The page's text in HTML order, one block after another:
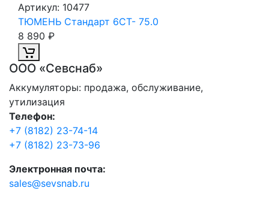
Артикул: 10477
ТЮМЕНЬ Стандарт 6СТ- 75.0
8 890 ₽
ООО «Севснаб»
Аккумуляторы: продажа, обслуживание,
утилизация
Телефон:
+7 (8182) 23-74-14
+7 (8182) 23-73-96
Электронная почта:
sales@sevsnab.ru